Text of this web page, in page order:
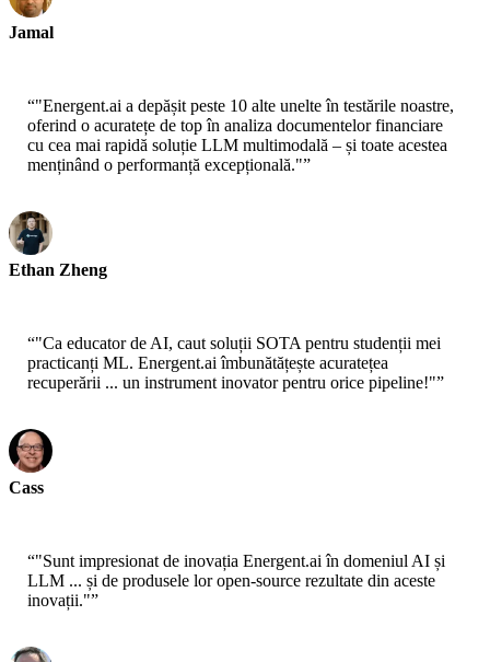
Jamal
“"Energent.ai a depășit peste 10 alte unelte în testările noastre,
oferind o acuratețe de top în analiza documentelor financiare
cu cea mai rapidă soluție LLM multimodală – și toate acestea
menținând o performanță excepțională."”
Ethan Zheng
“"Ca educator de AI, caut soluții SOTA pentru studenții mei
practicanți ML. Energent.ai îmbunătățește acuratețea
recuperării ... un instrument inovator pentru orice pipeline!"”
Cass
“"Sunt impresionat de inovația Energent.ai în domeniul AI și
LLM ... și de produsele lor open-source rezultate din aceste
inovații."”